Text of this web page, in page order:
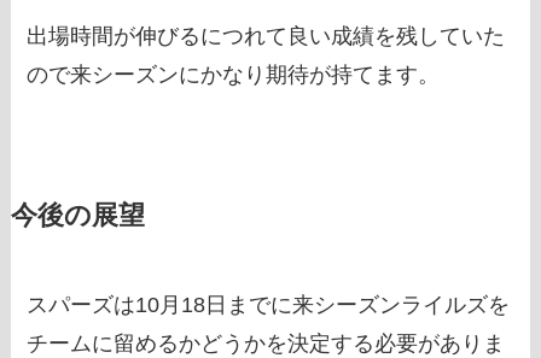
出場時間が伸びるにつれて良い成績を残していた
ので来シーズンにかなり期待が持てます。
今後の展望
スパーズは10月18日までに来シーズンライルズを
チームに留めるかどうかを決定する必要がありま